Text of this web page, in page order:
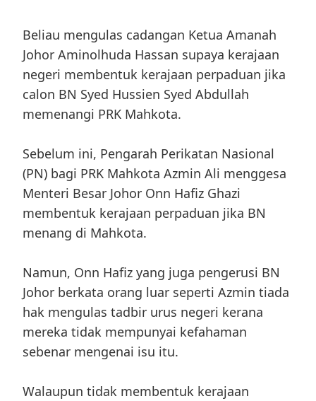
Beliau mengulas cadangan Ketua Amanah
Johor Aminolhuda Hassan supaya kerajaan
negeri membentuk kerajaan perpaduan jika
calon BN Syed Hussien Syed Abdullah
memenangi PRK Mahkota.
Sebelum ini, Pengarah Perikatan Nasional
(PN) bagi PRK Mahkota Azmin Ali menggesa
Menteri Besar Johor Onn Hafiz Ghazi
membentuk kerajaan perpaduan jika BN
menang di Mahkota.
Namun, Onn Hafiz yang juga pengerusi BN
Johor berkata orang luar seperti Azmin tiada
hak mengulas tadbir urus negeri kerana
mereka tidak mempunyai kefahaman
sebenar mengenai isu itu.
Walaupun tidak membentuk kerajaan